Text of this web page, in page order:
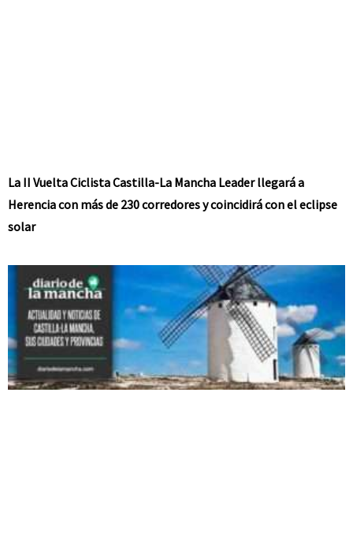
La II Vuelta Ciclista Castilla-La Mancha Leader llegará a
Herencia con más de 230 corredores y coincidirá con el eclipse
solar